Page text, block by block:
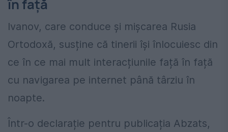
în față
Ivanov, care conduce și mișcarea Rusia
Ortodoxă, susține că tinerii își înlocuiesc din
ce în ce mai mult interacțiunile față în față
cu navigarea pe internet până târziu în
noapte.
Într-o declarație pentru publicația Abzats,